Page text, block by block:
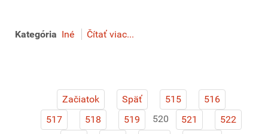
Kategória Iné Čítať viac...
Začiatok Späť 515
516
517
518 519 520 521
522